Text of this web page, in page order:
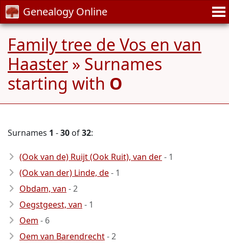
Genealogy Online
Family tree de Vos en van
Haaster » Surnames
starting with O
Surnames 1 -30 of32:
(Ook van de) Ruijt (Ook Ruit), van der- 1
(Ook van der) Linde, de- 1
Obdam, van - 2
Oegstgeest, van - 1
Oem - 6
Oem van Barendrecht- 2